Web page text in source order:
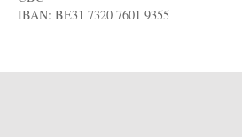
IBAN: BE31 7320 7601 9355